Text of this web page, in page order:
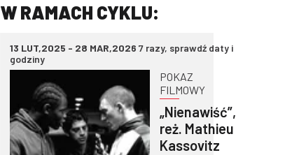
W RAMACH CYKLU:
13 LUT,2025 - 28 MAR,2026 7 razy, sprawdź daty i
godziny
POKAZ
FILMOWY
„Nienawiść”,
reż. Mathieu
Kassovitz